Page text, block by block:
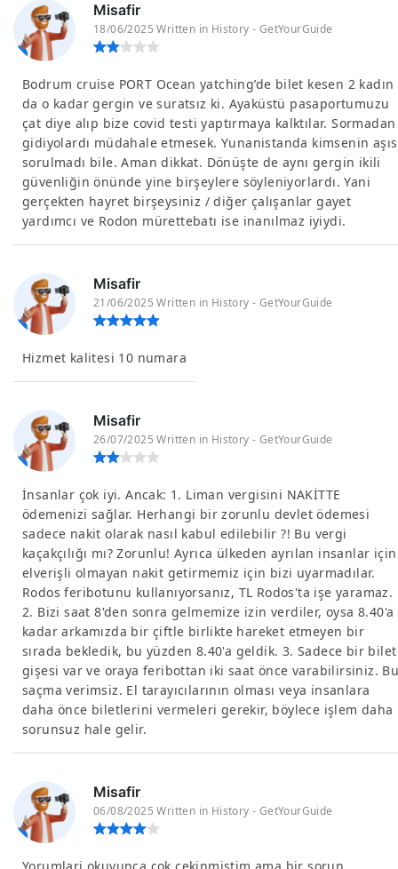
Misafir
18/06/2025 Written in History - GetYourGuide
Bodrum cruise PORT Ocean yatching’de bilet kesen 2 kadın
da o kadar gergin ve suratsız ki. Ayaküstü pasaportumuzu
çat diye alıp bize covid testi yaptırmaya kalktılar. Sormadan
gidiyolardı müdahale etmesek. Yunanistanda kimsenin
sorulmadı bile. Aman dikkat. Dönüşte de aynı gergin ikili
güvenliğin önünde yine birşeylere söyleniyorlardı. Yani
gerçekten hayret birşeysiniz / diğer çalışanlar gayet
yardımcı ve Rodon mürettebatı ise inanılmaz iyiydi.
Misafir
21/06/2025 Written in History - GetYourGuide
Hizmet kalitesi 10 numara
Misafir
26/07/2025 Written in History - GetYourGuide
İnsanlar çok iyi. Ancak: 1. Liman vergisini NAKİTTE
ödemenizi sağlar. Herhangi bir zorunlu devlet ödemesi
sadece nakit olarak nasıl kabul edilebilir ?! Bu vergi
kaçakçılığı mı? Zorunlu! Ayrıca ülkeden ayrılan insanlar için
elverişli olmayan nakit getirmemiz için bizi uyarmadılar.
Rodos feribotunu kullanıyorsanız, TL Rodos'ta işe yaramaz.
2. Bizi saat 8'den sonra gelmemize izin verdiler, oysa 8.40'a
kadar arkamızda bir çiftle birlikte hareket etmeyen bir
sırada bekledik, bu yüzden 8.40'a geldik. 3. Sadece bir bilet
gişesi var ve oraya feribottan iki saat önce varabilirsiniz.
saçma verimsiz. El tarayıcılarının olması veya insanlara
daha önce biletlerini vermeleri gerekir, böylece işlem daha
sorunsuz hale gelir.
Misafir
06/08/2025 Written in History - GetYourGuide